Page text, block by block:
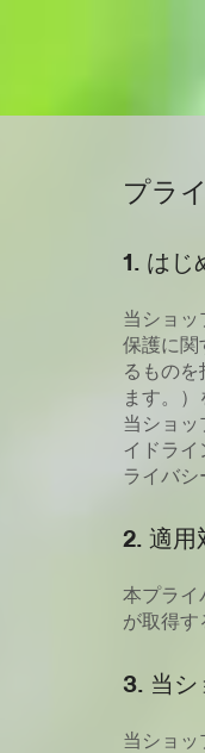
プラ
1. はじ
当ショッ
保護に関
るもの
ます。）
当ショッ
イドライ
ライバシ
2. 適用
本プライ
が取得す
3. 当シ
当ショッ